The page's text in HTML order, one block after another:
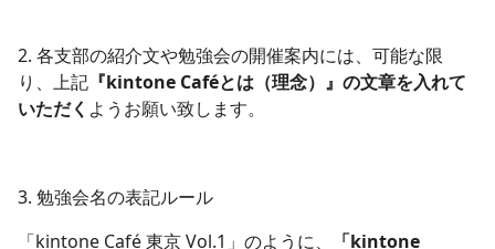
2. 各支部の紹介文や勉強会の開催案内には、可能な限
り、上記 『kintone Caféとは（理念）』の文章を入れて
いただく ようお願い致します。
3. 勉強会名の表記ルール
「kintone Café 東京 Vol.1」のように、
「kintone